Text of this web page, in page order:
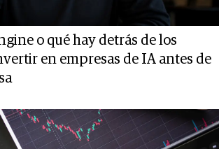
o qué hay detrás de los
en empresas de IA antes de